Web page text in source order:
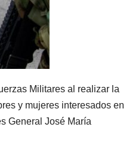
Militares al realizar la
y mujeres interesados en
General José María